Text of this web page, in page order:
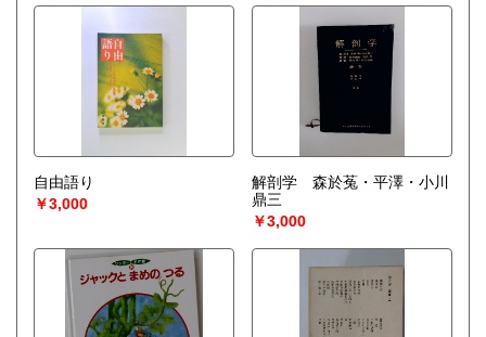
自由語り
￥3,000
解剖学 森於菟・平澤・小川
鼎三
￥3,000